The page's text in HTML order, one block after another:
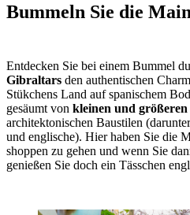
Bummeln Sie die
Entdecken Sie bei einem Bummel
Gibraltars den authentischen
Stükchens Land auf spanischem
gesäumt von kleinen und größeren
architektonischen Baustilen
und englische). Hier haben Sie die
shoppen zu gehen und wenn Sie
genießen Sie doch ein Tässchen